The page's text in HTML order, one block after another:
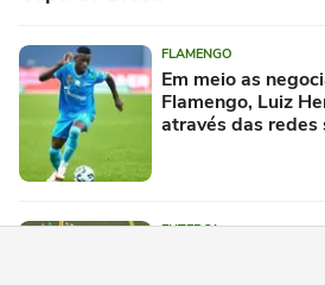
FLAMENGO
Em meio as
Flamengo, Luiz
através das redes
FUTEBOL